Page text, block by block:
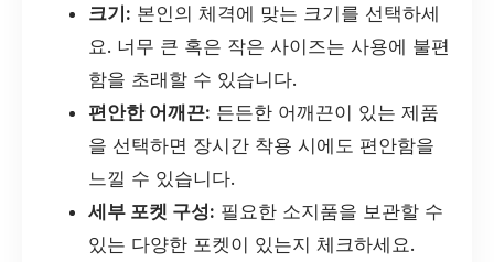
크기: 본인의 체격에 맞는 크기를 선택하세
요. 너무 큰 혹은 작은 사이즈는 사용에 불편
함을 초래할 수 있습니다.
편안한 어깨끈: 든든한 어깨끈이 있는 제품
을 선택하면 장시간 착용 시에도 편안함을
느낄 수 있습니다.
세부 포켓 구성: 필요한 소지품을 보관할 수
있는 다양한 포켓이 있는지 체크하세요.